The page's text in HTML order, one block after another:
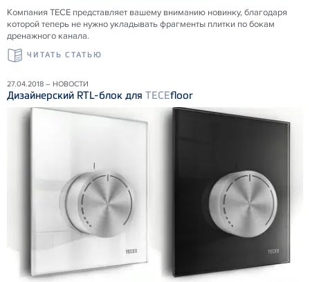
Компания ТЕСЕ представляет вашему вниманию новинку, благодаря
которой теперь не нужно укладывать фрагменты плитки по бокам
дренажного канала.
ЧИТАТЬ СТАТЬЮ
27.04.2018 – НОВОСТИ
Дизайнерский RTL-блок для TECEfloor